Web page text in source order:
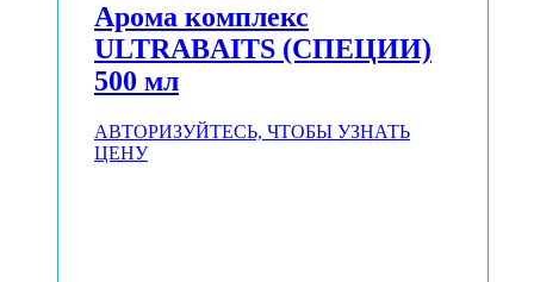
Арома комплекс
ULTRABAITS (СПЕЦИИ)
500 мл
АВТОРИЗУЙТЕСЬ, ЧТОБЫ УЗНАТЬ
ЦЕНУ